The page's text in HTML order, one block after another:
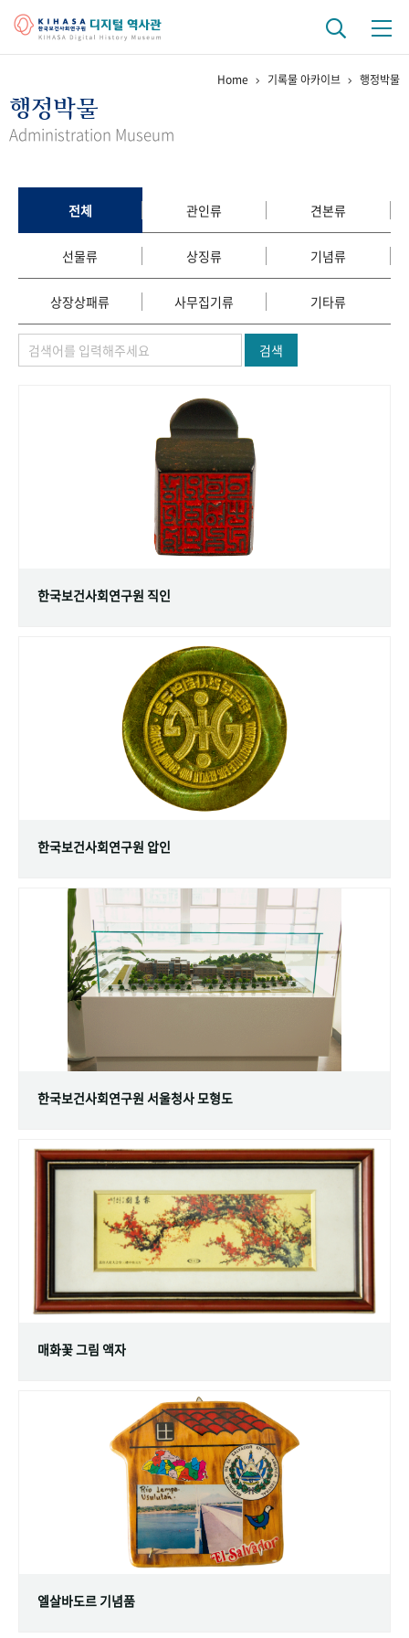
걸어온 길 기관 변천사
정책과 연구 키워드로 보는 연구 역사
연구자들
간행물 변천사
기록물 아카이브
사진 아카이브 문서 기록물 행정박물 영상 기록물
숫자로 보는 50년 50+1
Home 기록물 아카이브 행정박물
행정박물
Administration Museum
전체 관인류 견본류
선물류 상징류 기념류
상장상패류 사무집기류 기타류
검색
한국보건사회연구원 직인
한국보건사회연구원 압인
한국보건사회연구원 서울청사 모형도
매화꽃 그림 액자
엘살바도르 기념품